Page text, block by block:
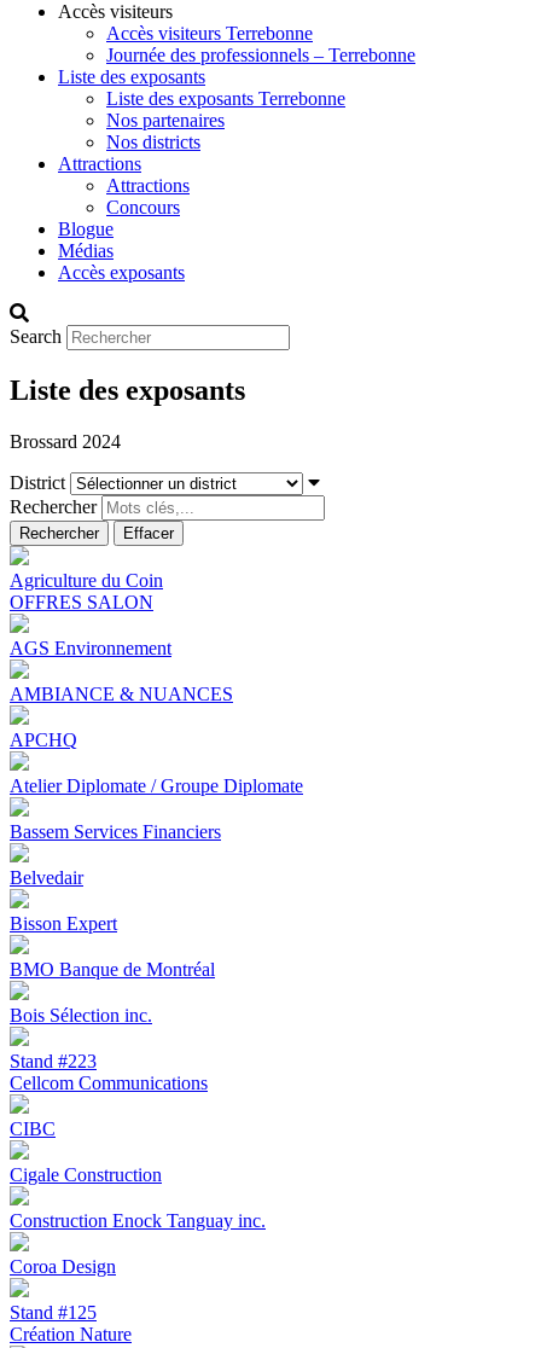
Accès visiteurs
Accès visiteurs Terrebonne
Journée des professionnels – Terrebonne
Liste des exposants
Liste des exposants Terrebonne
Nos partenaires
Nos districts
Attractions
Attractions
Concours
Blogue
Médias
Accès exposants
Search
Liste des exposants
Brossard 2024
District
Rechercher
Agriculture du Coin
OFFRES SALON
AGS Environnement
AMBIANCE & NUANCES
APCHQ
Atelier Diplomate / Groupe Diplomate
Bassem Services Financiers
Belvedair
Bisson Expert
BMO Banque de Montréal
Bois Sélection inc.
Stand #223
Cellcom Communications
CIBC
Cigale Construction
Construction Enock Tanguay inc.
Coroa Design
Stand #125
Création Nature